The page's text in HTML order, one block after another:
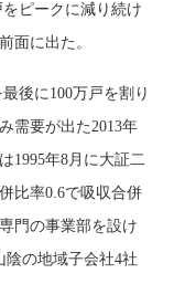
ピークに減り続け
面に出た。
後に100万戸を割り
需要が出た2013年
1995年8月に大証二
比率0.6で吸収合併
門の事業部を設け
陰の地域子会社4社